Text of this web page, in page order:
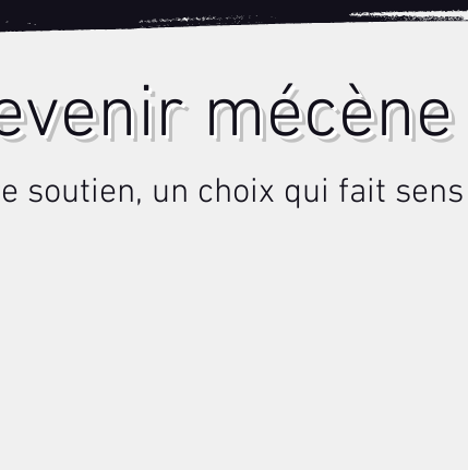
mécène
soutien, un choix qui fait sens